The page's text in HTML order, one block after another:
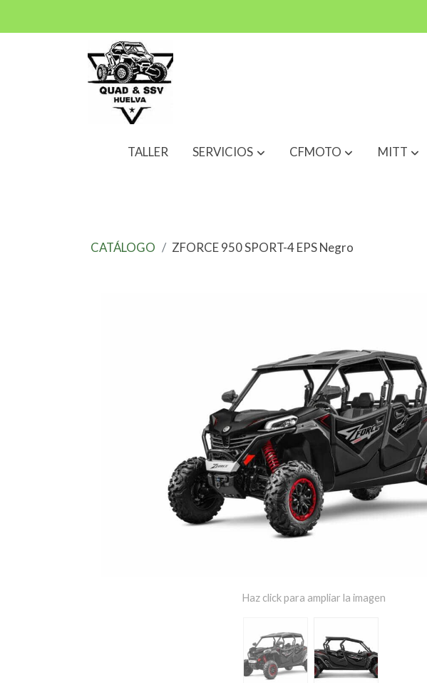
TALLER SERVICIOS CFMOTO MITT
CATÁLOGO ZFORCE 950 SPORT-4 EPS Negro
Haz click para ampliar la imagen